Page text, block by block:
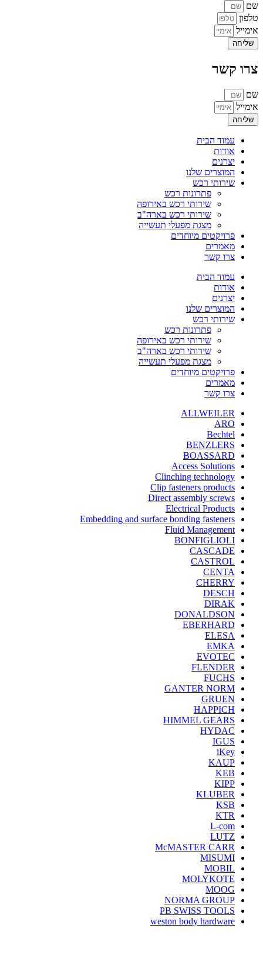
שם
טלפון
אימייל
שליחה
צרו קשר
שם
אימייל
שליחה
עמוד הבית
אודות
יצרנים
המוצרים שלנו
שירותי רכש
פתרונות רכש
שירותי רכש באירופה
שירותי רכש בארה"ב
מצגת מפעלי תעשייה
פרויקטים מיוחדים
מאמרים
צרו קשר
עמוד הבית
אודות
יצרנים
המוצרים שלנו
שירותי רכש
פתרונות רכש
שירותי רכש באירופה
שירותי רכש בארה"ב
מצגת מפעלי תעשייה
פרויקטים מיוחדים
מאמרים
צרו קשר
ALLWEILER
ARO
Bechtel
BENZLERS
BOASSARD
Access Solutions
Clinching technology
Clip fasteners products
Direct assembly screws
Electrical Products
Embedding and surface bonding fasteners
Fluid Management
BONFIGLIOLI
CASCADE
CASTROL
CENTA
CHERRY
DESCH
DIRAK
DONALDSON
EBERHARD
ELESA
EMKA
EVOTEC
FLENDER
FUCHS
GANTER NORM
GRUEN
HAPPICH
HIMMEL GEARS
HYDAC
IGUS
iKey
KAUP
KEB
KIPP
KLUBER
KSB
KTR
L-com
LUTZ
McMASTER CARR
MISUMI
MOBIL
MOLYKOTE
MOOG
NORMA GROUP
PB SWISS TOOLS
weston body hardware